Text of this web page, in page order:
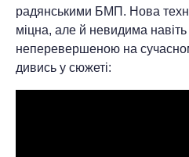
радянськими БМП. Нова
міцна, але й невидима навіть
неперевершеною на
дивись у сюжеті: